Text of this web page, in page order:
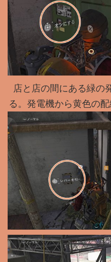
店と店の間にある緑の
る。発電機から黄色の